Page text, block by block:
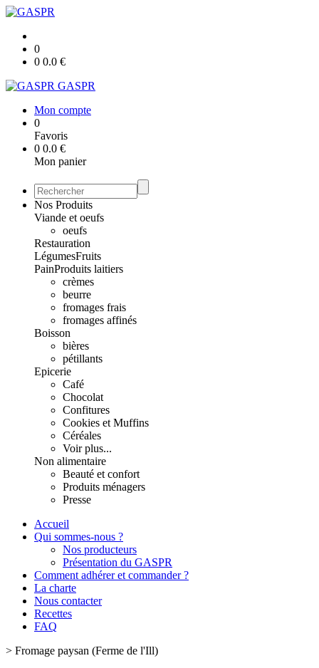
0
0 0.0 €
GASPR
Mon compte
0
Favoris
0 0.0 €
Mon panier
Nos Produits
Viande et oeufs
oeufs
Restauration
LégumesFruits
PainProduits laitiers
crèmes
beurre
fromages frais
fromages affinés
Boisson
bières
pétillants
Epicerie
Café
Chocolat
Confitures
Cookies et Muffins
Céréales
Voir plus...
Non alimentaire
Beauté et confort
Produits ménagers
Presse
Accueil
Qui sommes-nous ?
Nos producteurs
Présentation du GASPR
Comment adhérer et commander ?
La charte
Nous contacter
Recettes
FAQ
> Fromage paysan (Ferme de l'Ill)